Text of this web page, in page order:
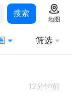
搜索
地图
筛选
12分钟前